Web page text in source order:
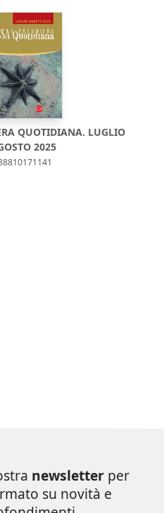
QUOTIDIANA. LUGLIO
2025
newsletter per
su novità e